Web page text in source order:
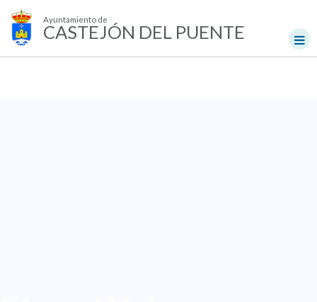
Ayuntamiento de
CASTEJÓN DEL PUENTE